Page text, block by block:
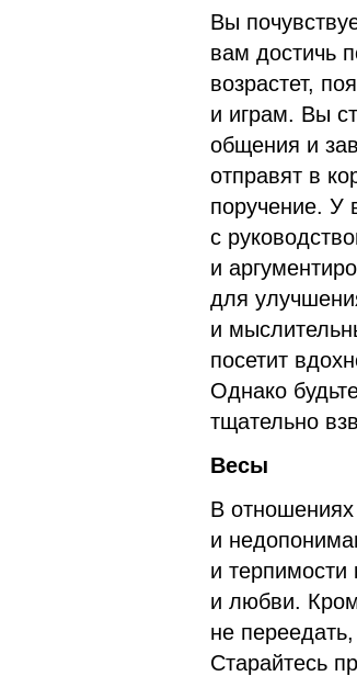
Вы
вам достичь
возрастет,
и играм. Вы
общения и
отправят в
поручение. У
с
и
для
и
посетит
Однако
тщательно
Весы
В
и
и
и любви.
не
Старайтесь